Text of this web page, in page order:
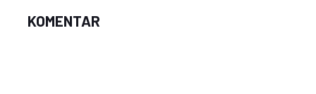
KOMENTAR